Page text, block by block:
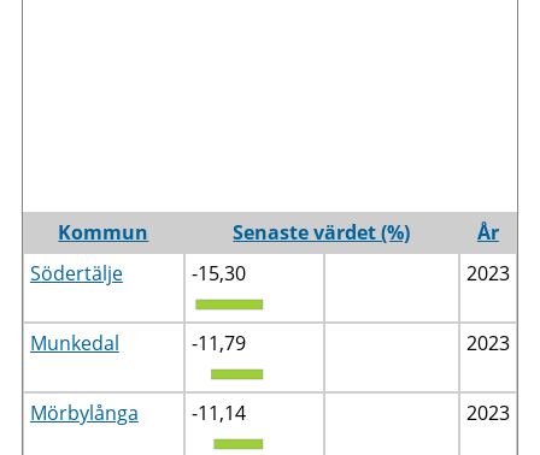
Kommun Senaste värdet (%)
År
Södertälje
-15,30 2023
Munkedal -11,79 2023
Mörbylånga -11,14 2023